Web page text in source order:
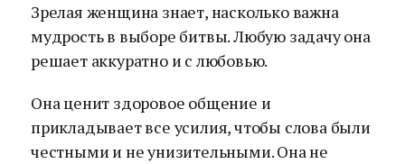
Зрелая женщина знает, насколько важна
мудрость в выборе битвы. Любую задачу она
решает аккуратно и с любовью.
Она ценит здоровое общение и
прикладывает все усилия, чтобы слова были
честными и не унизительными. Она не